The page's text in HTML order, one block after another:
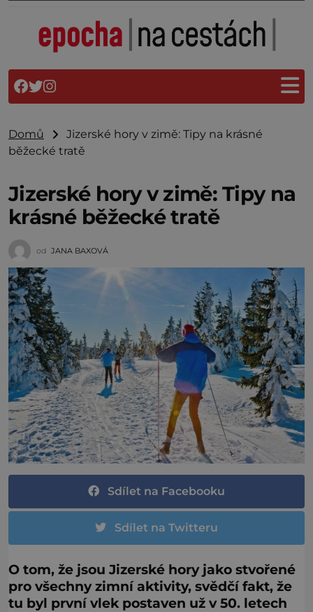
Domů
Jizerské hory v zimě: Tipy na krásné
běžecké tratě
Jizerské hory v zimě: Tipy na
krásné běžecké tratě
od JANA BAXOVÁ
Sdílet na Facebooku
Sdílet na Twitteru
O tom, že jsou Jizerské hory jako stvořené
pro všechny zimní aktivity, svědčí fakt, že
tu byl první vlek postaven už v 50. letech